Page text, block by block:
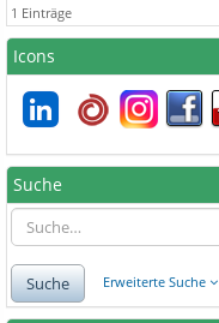
1 Einträge
Icons
Suche
Suche Erweiterte Suche